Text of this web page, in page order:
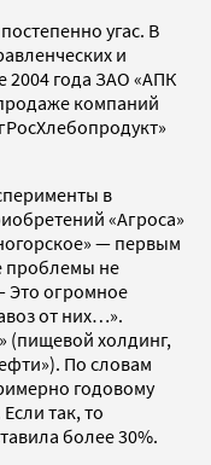
угас. В
и
2004 года ЗАО «АПК
компаний
в
«Агроса»
— первым
проблемы не
Это огромное
от них…».
(пищевой холдинг,
По словам
годовому
так, то
более 30%.